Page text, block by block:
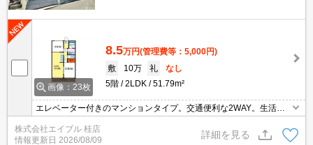
画像：23枚
8.5万円(管理費等：5,000円)
敷
10万 礼
なし
5階
2LDK 51.79m²
エレベーター付きのマンションタイプ。交通便利な2WAY。生活便
利な立地です。TVモニターホンで安心生活を!。
株式会社エイブル 桂店
情報更新日 2026/08/09
詳細を見る